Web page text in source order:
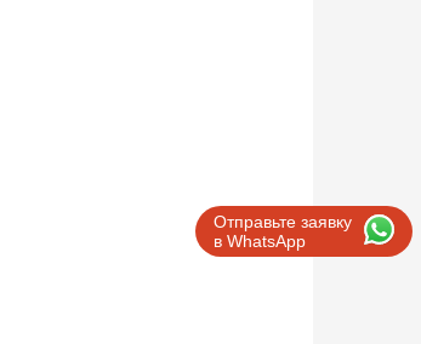
Отправьте заявку
в WhatsApp